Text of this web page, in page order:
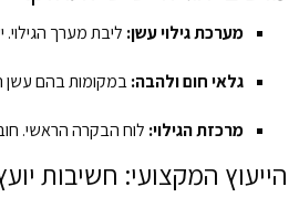
מערכת גילוי עשן: ליבת מערך
גלאי חום ולהבה:במקומות בהם עשן
מרכזת הגילוי: לוח הבקרה הראשי. חובה
הייעוץ המקצועי: חשיבות